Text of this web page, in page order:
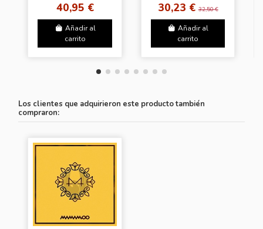
Cover] + Random
Photocard (SW)
40,95 €
Añadir al
carrito
30,23 €32,50 €
Añadir al
carrito
Los clientes que adquirieron este producto también
compraron: